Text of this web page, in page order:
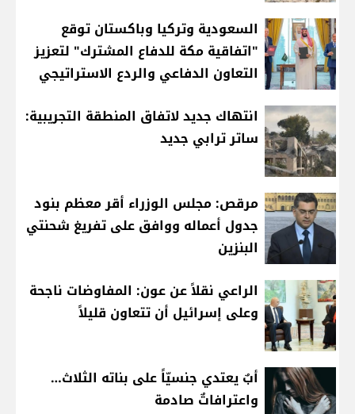
السعودية وتركيا وباكستان توقع
"اتفاقية مكة للدفاع المشترك" لتعزيز
التعاون الدفاعي والردع الاستراتيجي
انتهاك جديد لاتفاق المنطقة التجريبية:
ساتر ترابي جديد
مرقص: مجلس الوزراء أقر معظم بنود
جدول أعماله ووافق على تفريغ شحنتي
البنزين
الراعي نقلاً عن عون: المفاوضات ناجحة
وعلى إسرائيل أن تتعاون قليلاً
أبٌ يعتدي جنسيّاً على بناته الثلاث…
واعترافاتٌ صادمة